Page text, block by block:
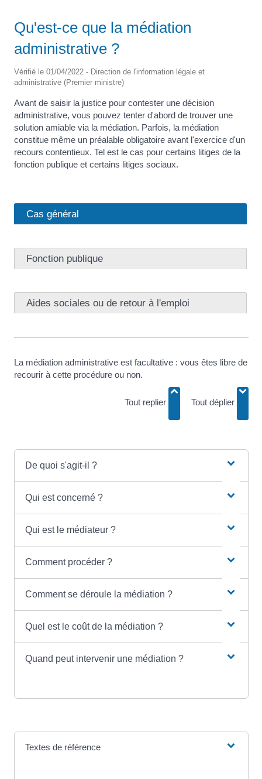
Qu'est-ce que la médiation
administrative ?
Vérifié le 01/04/2022 - Direction de l'information légale et
administrative (Premier ministre)
Avant de saisir la justice pour contester une décision
administrative, vous pouvez tenter d'abord de trouver une
solution amiable via la médiation. Parfois, la médiation
constitue même un préalable obligatoire avant l'exercice d'un
recours contentieux. Tel est le cas pour certains litiges de la
fonction publique et certains litiges sociaux.
Cas général
Fonction publique
Aides sociales ou de retour à l'emploi
La médiation administrative est facultative : vous êtes libre de
recourir à cette procédure ou non.
Tout replier Tout déplier
De quoi s'agit-il ?
Qui est concerné ?
Qui est le médiateur ?
Comment procéder ?
Comment se déroule la médiation ?
Quel est le coût de la médiation ?
Quand peut intervenir une médiation ?
Textes de référence